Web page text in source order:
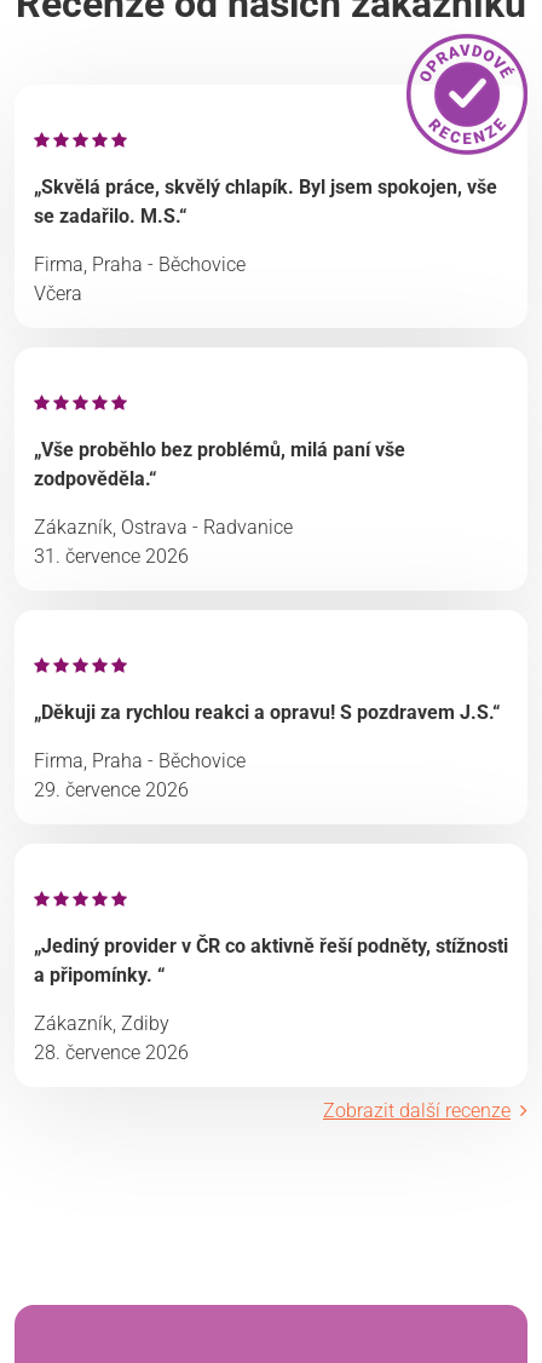
„Skvělá práce, skvělý chlapík. Byl jsem spokojen, vše
se zadařilo. M.S.“
Firma, Praha - Běchovice
Včera
„Vše proběhlo bez problémů, milá paní vše
zodpověděla.“
Zákazník, Ostrava - Radvanice
31. července 2026
„Děkuji za rychlou reakci a opravu! S pozdravem J.S.“
Firma, Praha - Běchovice
29. července 2026
„Jediný provider v ČR co aktivně řeší podněty, stížnosti
a připomínky. “
Zákazník, Zdiby
28. července 2026
Zobrazit další recenze